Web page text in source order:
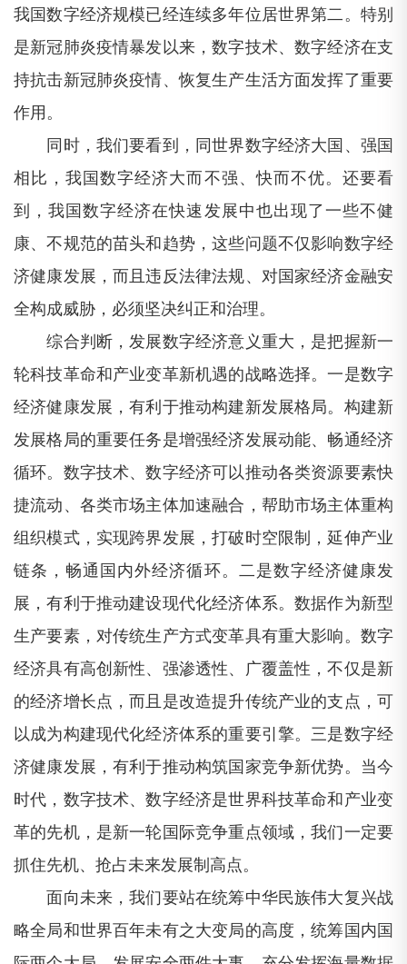
我国数字经济规模已经连续多年位居世界第二。特别
是新冠肺炎疫情暴发以来，数字技术、数字经济在支
持抗击新冠肺炎疫情、恢复生产生活方面发挥了重要
作用。
同时，我们要看到，同世界数字经济大国、强国
相比，我国数字经济大而不强、快而不优。还要看
到，我国数字经济在快速发展中也出现了一些不健
康、不规范的苗头和趋势，这些问题不仅影响数字经
济健康发展，而且违反法律法规、对国家经济金融安
全构成威胁，必须坚决纠正和治理。
综合判断，发展数字经济意义重大，是把握新一
轮科技革命和产业变革新机遇的战略选择。一是数字
经济健康发展，有利于推动构建新发展格局。构建新
发展格局的重要任务是增强经济发展动能、畅通经济
循环。数字技术、数字经济可以推动各类资源要素快
捷流动、各类市场主体加速融合，帮助市场主体重构
组织模式，实现跨界发展，打破时空限制，延伸产业
链条，畅通国内外经济循环。二是数字经济健康发
展，有利于推动建设现代化经济体系。数据作为新型
生产要素，对传统生产方式变革具有重大影响。数字
经济具有高创新性、强渗透性、广覆盖性，不仅是新
的经济增长点，而且是改造提升传统产业的支点，可
以成为构建现代化经济体系的重要引擎。三是数字经
济健康发展，有利于推动构筑国家竞争新优势。当今
时代，数字技术、数字经济是世界科技革命和产业变
革的先机，是新一轮国际竞争重点领域，我们一定要
抓住先机、抢占未来发展制高点。
面向未来，我们要站在统筹中华民族伟大复兴战
略全局和世界百年未有之大变局的高度，统筹国内国